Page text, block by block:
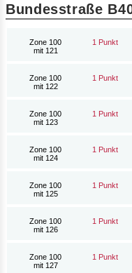
Bundesstraße
Zone 100
mit 121
1 Punkt
Zone 100
mit 122
1 Punkt
Zone 100
mit 123
1 Punkt
Zone 100
mit 124
1 Punkt
Zone 100
mit 125
1 Punkt
Zone 100
mit 126
1 Punkt
Zone 100
mit 127
1 Punkt